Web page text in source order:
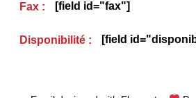
Fax : [field id="fax"]
Disponibilité : [field